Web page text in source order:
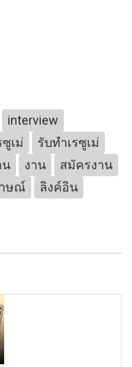
interview
ซูเม่
รับทำเรซูเม่
น งาน
สมัครงาน
ษณ์
ลิงค์อิน